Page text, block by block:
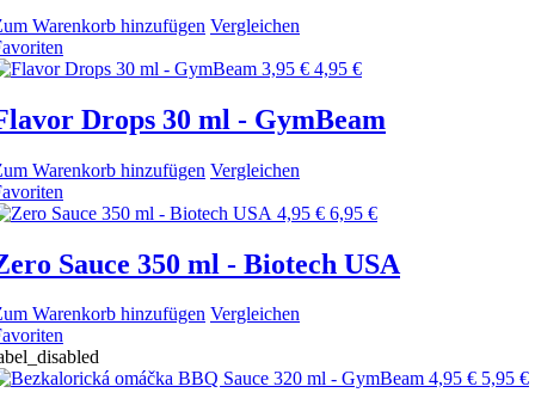
Warenkorb hinzufügen Vergleichen
3,95 € 4,95 €
Drops 30 ml - GymBeam
Warenkorb hinzufügen Vergleichen
4,95 € 6,95 €
Sauce 350 ml - Biotech USA
Warenkorb hinzufügen Vergleichen
4,95 € 5,95 €